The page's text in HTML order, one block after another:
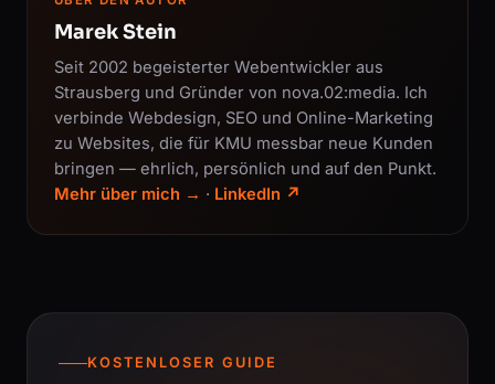
Marek Stein
Seit 2002 begeisterter Webentwickler aus
Strausberg und Gründer von nova.02:media. Ich
verbinde Webdesign, SEO und Online-Marketing
zu Websites, die für KMU messbar neue Kunden
bringen — ehrlich, persönlich und auf den Punkt.
Mehr über mich → · LinkedIn ↗
KOSTENLOSER GUIDE